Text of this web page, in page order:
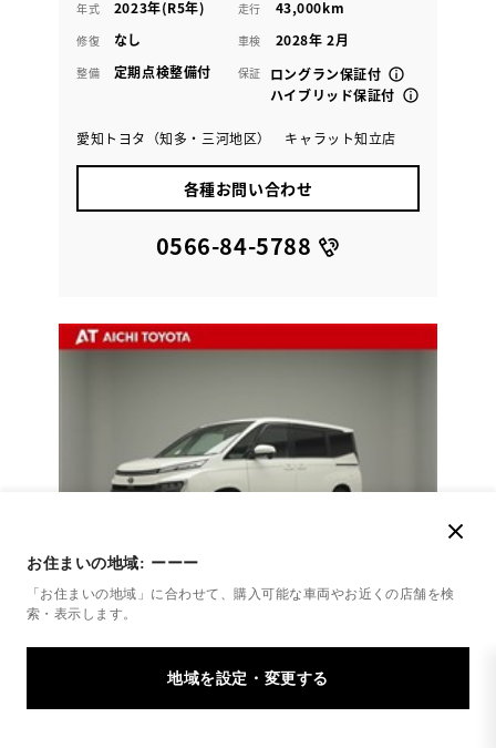
お住まいの地域: ーーー
「お住まいの地域」に合わせて、購入可能な車両やお近くの店舗を検
索・表示します。
年式 2023年(R5年) 走行 43,000km
修復 なし 車検 2028年 2月
整備 定期点検整備付 保証
ロングラン保証付
ハイブリッド保証付
愛知トヨタ（知多・三河地区） キャラット知立店
各種お問い合わせ
0566-84-5788